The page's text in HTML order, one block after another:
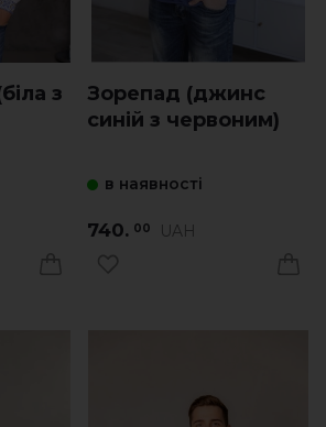
з
Зорепад (джинс
синій з червоним)
в наявності
740. 00 UAH